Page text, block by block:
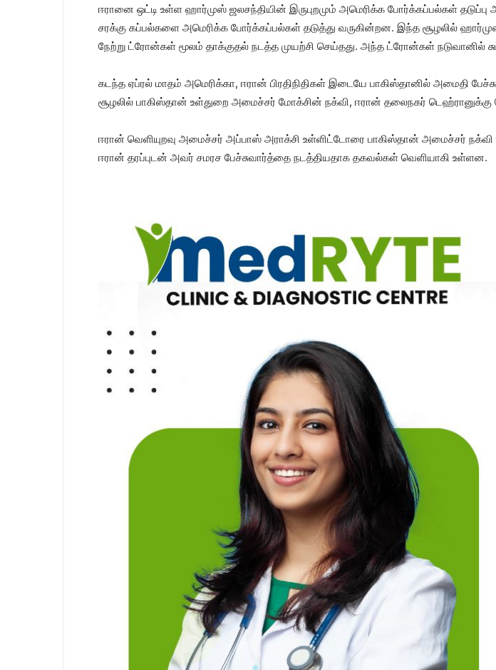
ஈரானை ஒட்டி உள்ள ஹார்​முஸ் ஜலசந்​தி​யின் இரு​புற​மும் அமெரிக்க போர்க்​கப்​பல்​கள்
சரக்கு கப்​பல்​களை அமெரிக்க போர்க்​கப்​பல்​கள் தடுத்து வரு​கின்​றன. இந்த சூழலில் ஹார்​முஸ்
நேற்று ட்ரோன்​கள் மூலம் தாக்​குதல் நடத்த முயற்சி செய்​தது. அந்த ட்ரோன்​கள் நடு​வானில்
கடந்த ஏப்​ரல் மாதம் அமெரிக்​கா, ஈரான் பிர​தி​நி​தி​கள் இடையே பாகிஸ்​தானில் அமைதி
சூழலில் பாகிஸ்​தான் உள்​துறை அமைச்​சர் மோக்​சின் நக்​வி, ஈரான் தலைநகர் டெஹ்​ரானுக்கு
ஈரான் வெளி​யுறவு அமைச்​சர் அப்​பாஸ் அராக்சி உள்​ளிட்​டோரை பாகிஸ்​தான் அமைச்​சர் நக்வி
ஈரான் தரப்​புடன்​ அவர்​ சமரச பேச்​சு​வார்த்​தை நடத்​தி​ய​தாக தகவல்​கள்​ வெளி​யாகி உள்​ளன.